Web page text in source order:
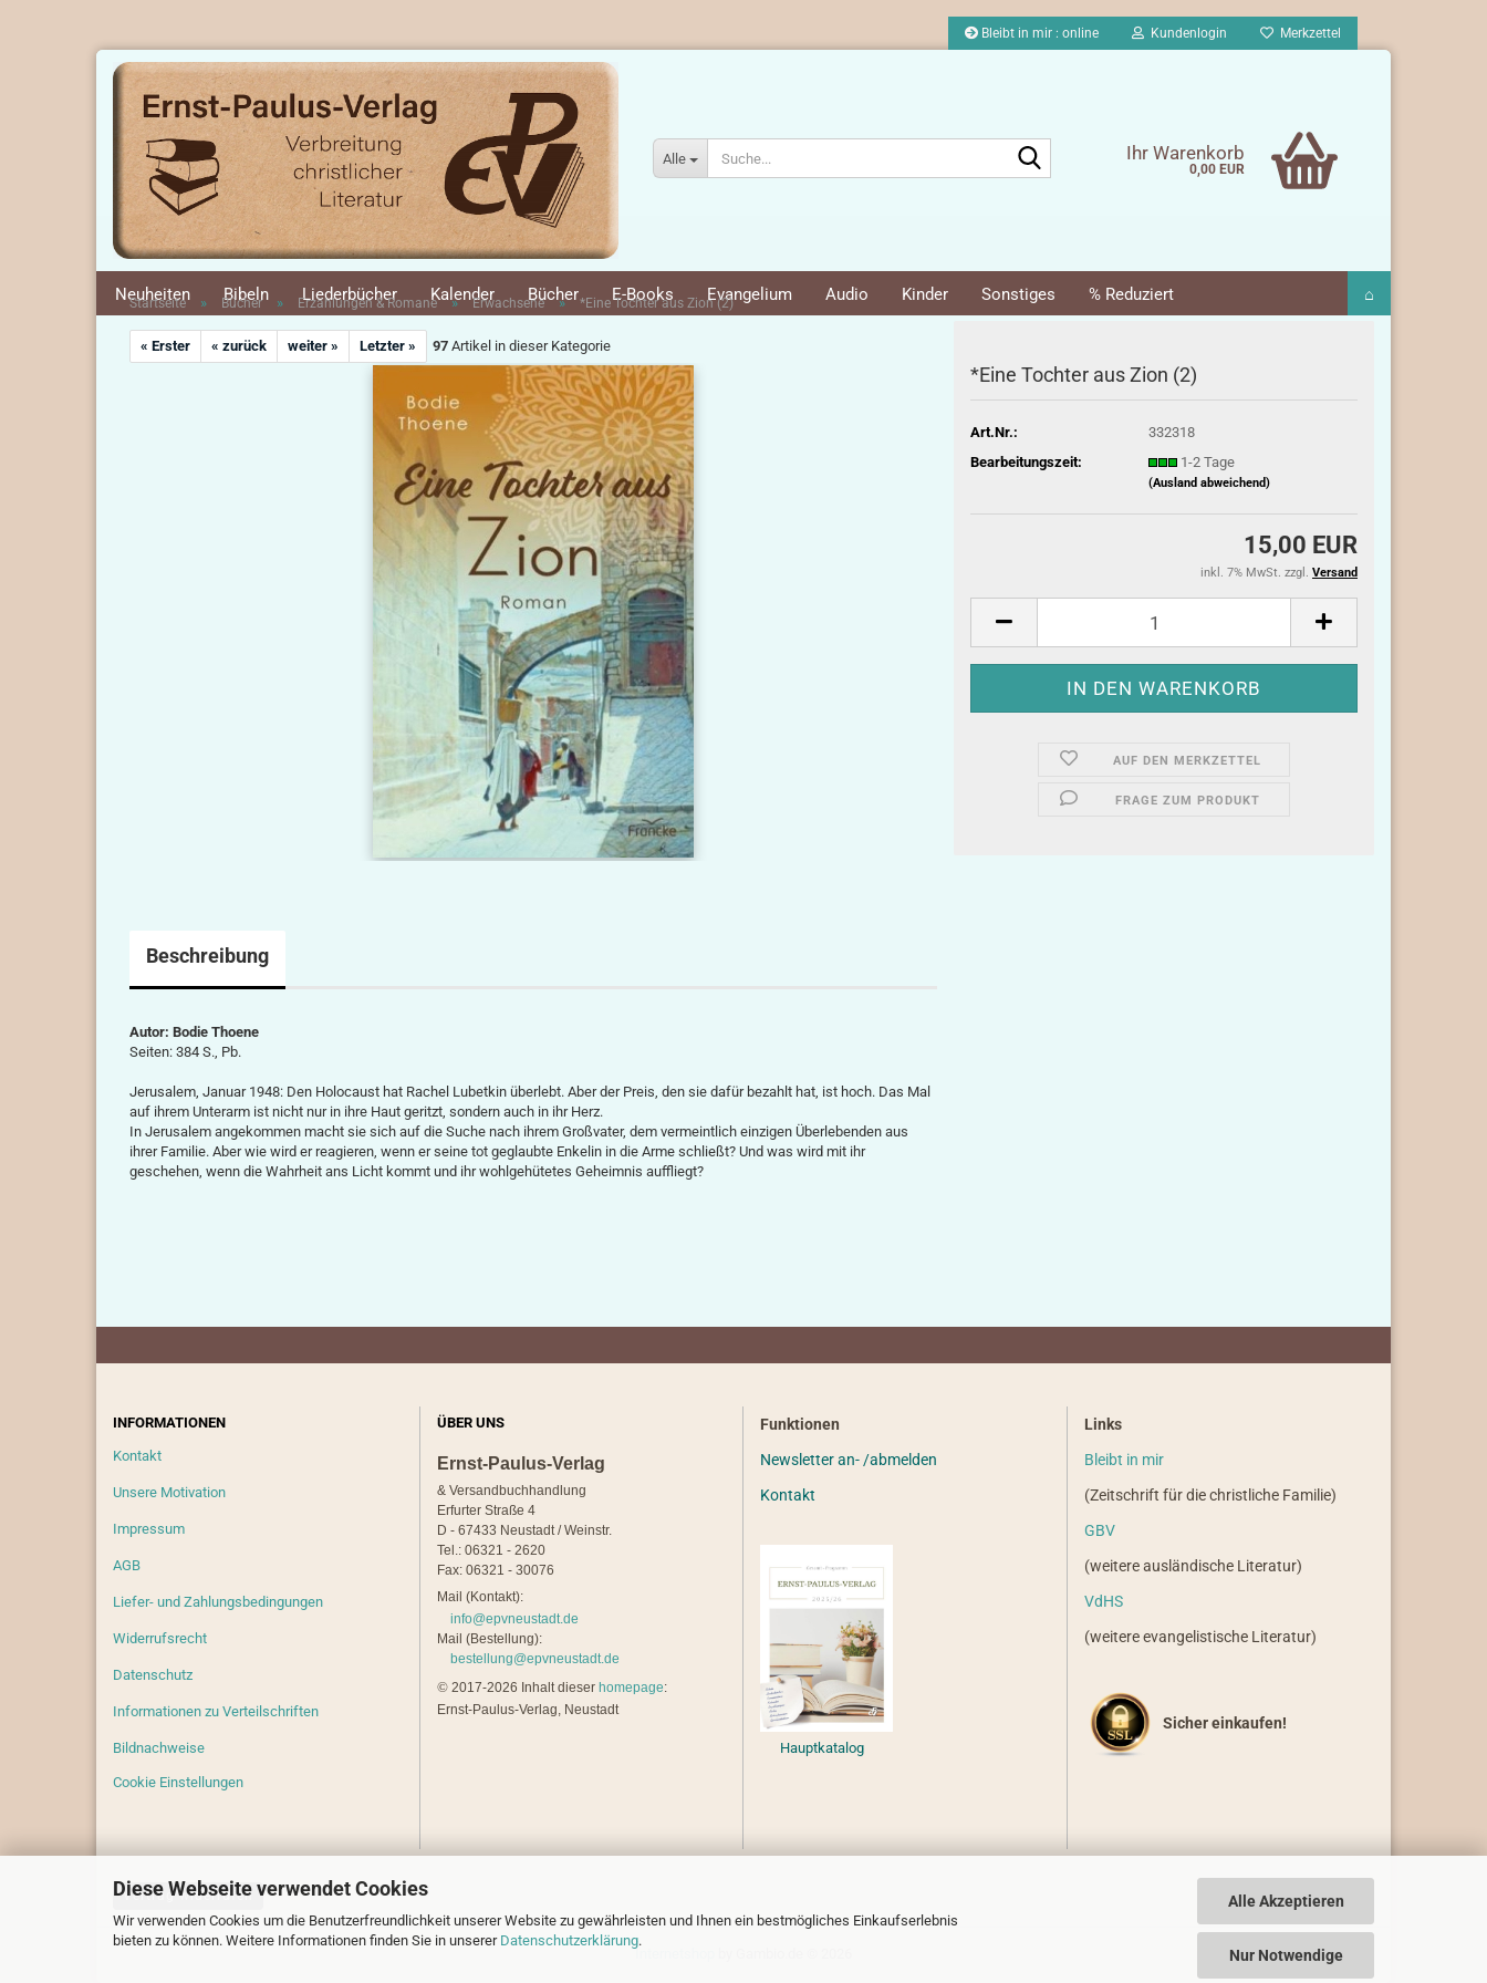
Diese Webseite verwendet Cookies
Wir verwenden Cookies um die Benutzerfreundlichkeit unserer Website zu gewährleisten und Ihnen ein bestmögliches Einkaufserlebnis
bieten zu können. Weitere Informationen finden Sie in unserer Datenschutzerklärung.
Alle Akzeptieren
Nur Notwendige
Bleibt in mir : online Kundenlogin Merkzettel
Alle Ihr Warenkorb
0,00 EUR
Neuheiten Bibeln Liederbücher Kalender Bücher E-Books Evangelium Audio Kinder Sonstiges % Reduziert ⌂
Startseite » Bücher » Erzählungen & Romane » Erwachsene » *Eine Tochter aus Zion (2)
« Erster « zurück weiter » Letzter » 97 Artikel in dieser Kategorie
*Eine Tochter aus Zion (2)
Art.Nr.:
332318
Bearbeitungszeit:
1-2 Tage
(Ausland abweichend)
15,00 EUR
inkl. 7% MwSt. zzgl. Versand
AUF DEN MERKZETTEL
FRAGE ZUM PRODUKT
Beschreibung
Autor: Bodie Thoene
Seiten: 384 S., Pb.
Jerusalem, Januar 1948: Den Holocaust hat Rachel Lubetkin überlebt. Aber der Preis, den sie dafür bezahlt hat, ist hoch. Das Mal
auf ihrem Unterarm ist nicht nur in ihre Haut geritzt, sondern auch in ihr Herz.
In Jerusalem angekommen macht sie sich auf die Suche nach ihrem Großvater, dem vermeintlich einzigen Überlebenden aus
ihrer Familie. Aber wie wird er reagieren, wenn er seine tot geglaubte Enkelin in die Arme schließt? Und was wird mit ihr
geschehen, wenn die Wahrheit ans Licht kommt und ihr wohlgehütetes Geheimnis auffliegt?
INFORMATIONEN
Kontakt
Unsere Motivation
Impressum
AGB
Liefer- und Zahlungsbedingungen
Widerrufsrecht
Datenschutz
Informationen zu Verteilschriften
Bildnachweise
Cookie Einstellungen
ÜBER UNS
Ernst-Paulus-Verlag
& Versandbuchhandlung
Erfurter Straße 4
D - 67433 Neustadt / Weinstr.
Tel.: 06321 - 2620
Fax: 06321 - 30076
Mail (Kontakt):
info@epvneustadt.de
Mail (Bestellung):
bestellung@epvneustadt.de
© 2017-2026 Inhalt dieser homepage:
Ernst-Paulus-Verlag, Neustadt
Funktionen
Newsletter an- /abmelden
Kontakt
Hauptkatalog
Links
Bleibt in mir
(Zeitschrift für die christliche Familie)
GBV
(weitere ausländische Literatur)
VdHS
(weitere evangelistische Literatur)
Sicher einkaufen!
Vertrag widerrufen
Internetshop